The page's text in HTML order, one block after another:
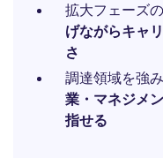
拡大フェーズ
げながらキャ
さ
調達領域を強
業・マネジメ
指せる